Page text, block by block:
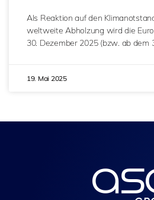
Als Reaktion auf den
weltweite Abholzung wird die
30. Dezember 2025 (bzw. ab dem
19. Mai 2025